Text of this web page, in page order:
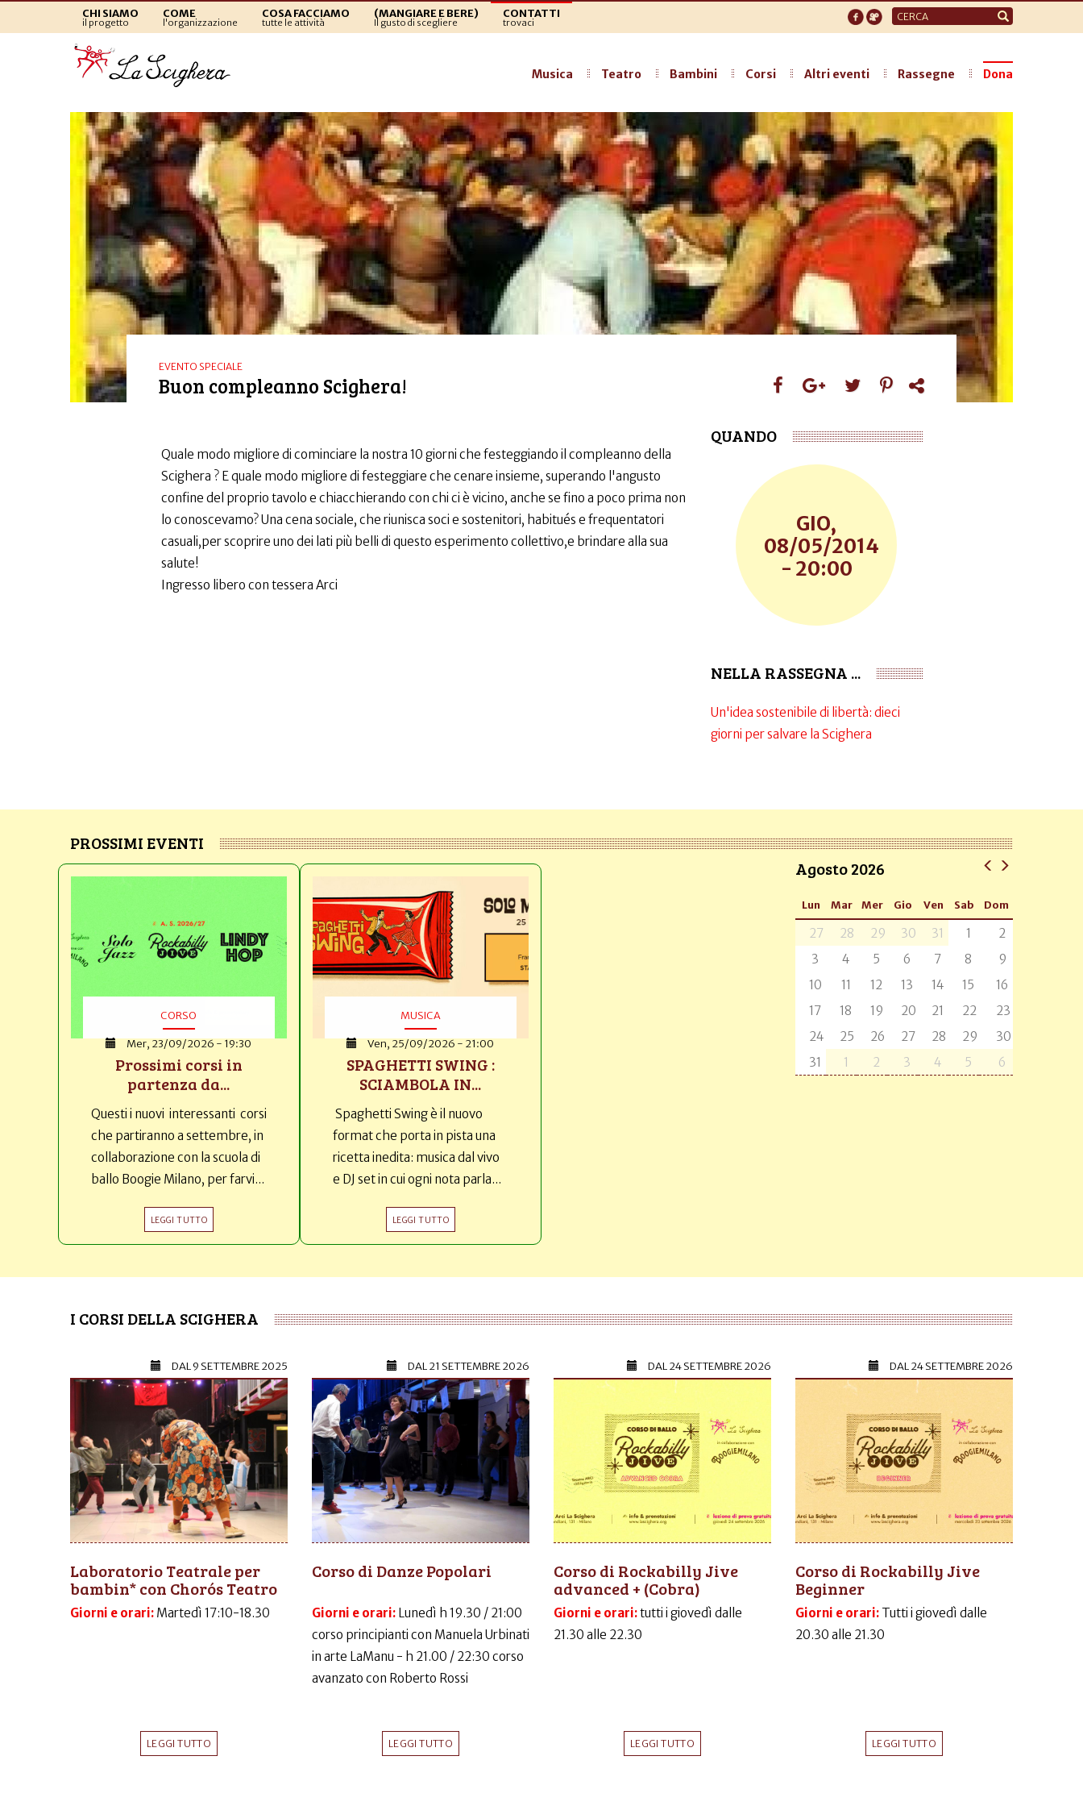
CHI SIAMO
il progetto
COME
l'organizzazione
COSA FACCIAMO
tutte le attività
(MANGIARE E BERE)
Il gusto di scegliere
CONTATTI
trovaci
Form
di
Musica Teatro Bambini Corsi Altri eventi Rassegne Dona
EVENTO SPECIALE
Buon compleanno Scighera!
Quale modo migliore di cominciare la nostra 10 giorni che festeggiando il compleanno della
Scighera ? E quale modo migliore di festeggiare che cenare insieme, superando l'angusto
confine del proprio tavolo e chiacchierando con chi ci è vicino, anche se fino a poco prima non
lo conoscevamo? Una cena sociale, che riunisca soci e sostenitori, habitués e frequentatori
casuali,per scoprire uno dei lati più belli di questo esperimento collettivo,e brindare alla sua
salute!
Ingresso libero con tessera Arci
QUANDO
GIO,
08/05/2014
- 20:00
NELLA RASSEGNA ...
Un'idea sostenibile di libertà: dieci
giorni per salvare la Scighera
PROSSIMI EVENTI
CORSO
Mer, 23/09/2026 - 19:30
Prossimi corsi in
partenza da...
Questi i nuovi interessanti corsi
che partiranno a settembre, in
collaborazione con la scuola di
ballo Boogie Milano, per farvi...
LEGGI TUTTO
MUSICA
Ven, 25/09/2026 - 21:00
SPAGHETTI SWING :
SCIAMBOLA IN...
Spaghetti Swing è il nuovo
format che porta in pista una
ricetta inedita: musica dal vivo
e DJ set in cui ogni nota parla...
LEGGI TUTTO
Agosto 2026
Lun Mar Mer Gio Ven Sab Dom
27 28 29 30 31 1
2
3
4 5 6 7 8
9
10
11 12 13 14 15
16
17
18 19 20 21 22
23
24
25 26 27 28 29
30
31
1 2 3 4 5 6
I CORSI DELLA SCIGHERA
DAL9 SETTEMBRE 2025
Laboratorio Teatrale per
bambin* con Chorós Teatro
Giorni e orari: Martedì 17:10-18.30
LEGGI TUTTO
DAL21 SETTEMBRE 2026
Corso di Danze Popolari
Giorni e orari: Lunedì h 19.30 / 21:00
corso principianti con Manuela Urbinati
in arte LaManu - h 21.00 / 22:30 corso
avanzato con Roberto Rossi
LEGGI TUTTO
DAL24 SETTEMBRE 2026
Corso di Rockabilly Jive
advanced + (Cobra)
Giorni e orari:tutti i giovedì dalle
21.30 alle 22.30
LEGGI TUTTO
DAL24 SETTEMBRE 2026
Corso di Rockabilly Jive
Beginner
Giorni e orari: Tutti i giovedì dalle
20.30 alle 21.30
LEGGI TUTTO